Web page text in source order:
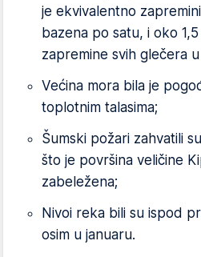
je ekvivalentno
bazena po satu, i oko
zapremine svih glečera
Većina mora bila je
toplotnim talasima;
Šumski požari zahvatili
što je površina veličine
zabeležena;
Nivoi reka bili su ispod
osim u januaru.